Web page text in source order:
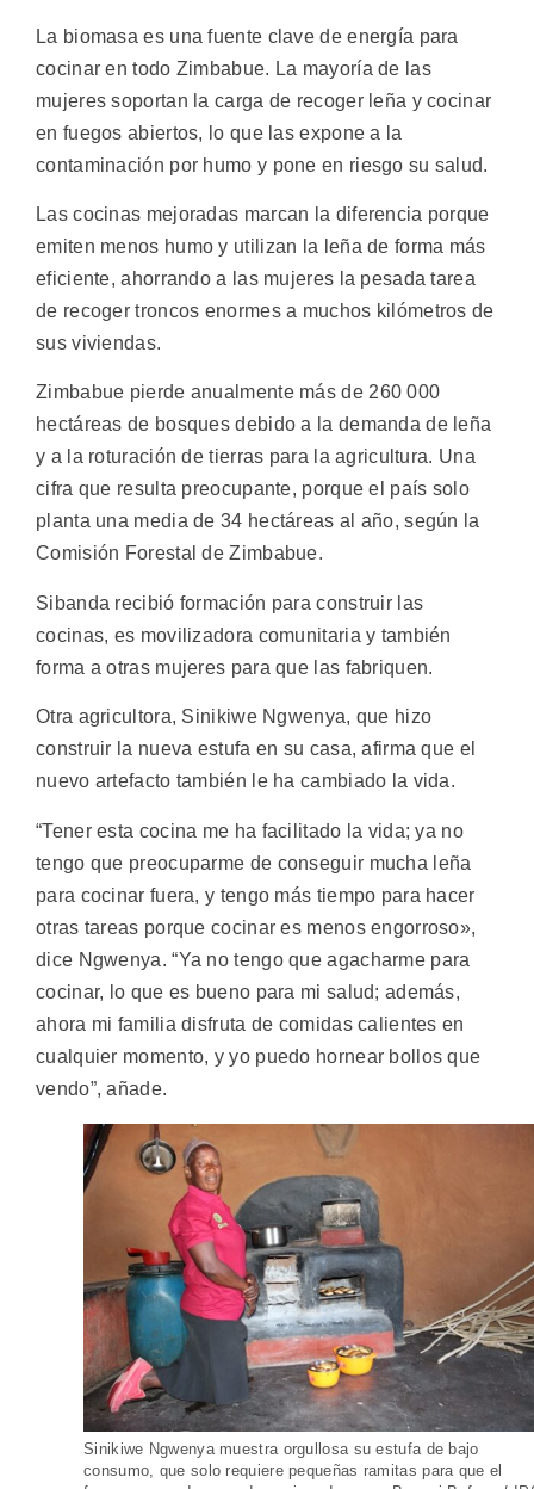
La biomasa es una fuente clave de energía para
cocinar en todo Zimbabue. La mayoría de las
mujeres soportan la carga de recoger leña y cocinar
en fuegos abiertos, lo que las expone a la
contaminación por humo y pone en riesgo su salud.
Las cocinas mejoradas marcan la diferencia porque
emiten menos humo y utilizan la leña de forma más
eficiente, ahorrando a las mujeres la pesada tarea
de recoger troncos enormes a muchos kilómetros de
sus viviendas.
Zimbabue pierde anualmente más de 260 000
hectáreas de bosques debido a la demanda de leña
y a la roturación de tierras para la agricultura. Una
cifra que resulta preocupante, porque el país solo
planta una media de 34 hectáreas al año, según la
Comisión Forestal de Zimbabue.
Sibanda recibió formación para construir las
cocinas, es movilizadora comunitaria y también
forma a otras mujeres para que las fabriquen.
Otra agricultora, Sinikiwe Ngwenya, que hizo
construir la nueva estufa en su casa, afirma que el
nuevo artefacto también le ha cambiado la vida.
“Tener esta cocina me ha facilitado la vida; ya no
tengo que preocuparme de conseguir mucha leña
para cocinar fuera, y tengo más tiempo para hacer
otras tareas porque cocinar es menos engorroso»,
dice Ngwenya. “Ya no tengo que agacharme para
cocinar, lo que es bueno para mi salud; además,
ahora mi familia disfruta de comidas calientes en
cualquier momento, y yo puedo hornear bollos que
vendo”, añade.
Sinikiwe Ngwenya muestra orgullosa su estufa de bajo
consumo, que solo requiere pequeñas ramitas para que el